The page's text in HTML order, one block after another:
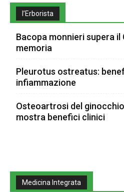
l’Erborista
Bacopa monnieri supera il
memoria
Pleurotus ostreatus:
infiammazione
Osteoartrosi del
mostra benefici clinici
Medicina Integrata